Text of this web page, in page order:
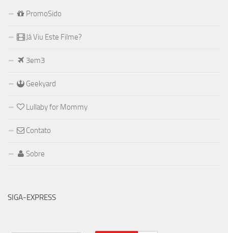
PromoSido
Já Viu Este Filme?
3em3
Geekyard
Lullaby for Mommy
Contato
Sobre
SIGA-EXPRESS